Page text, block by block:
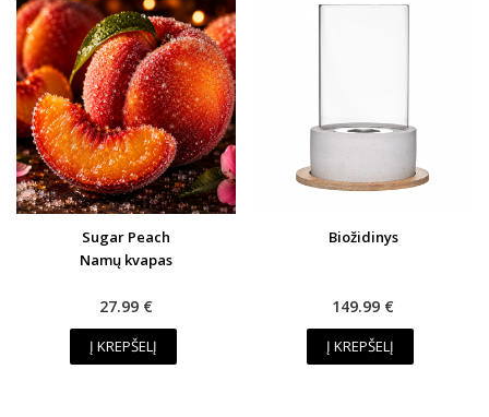
Sugar Peach
Namų kvapas
27.99 €
Į KREPŠELĮ
Biožidinys
149.99 €
Į KREPŠELĮ